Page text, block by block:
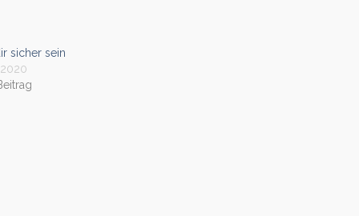
sicher sein